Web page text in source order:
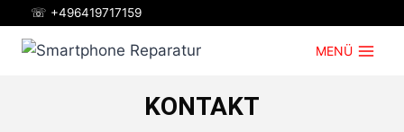
☏ +496419717159
MENÜ
KONTAKT